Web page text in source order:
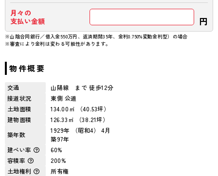
月々の
支払い金額
円
※山陰合同銀行／借入金550万円、返済期間35年、金利0.750%変動金利型）の場合
※審査により金利は変わる可能性があります。
物件概要
交通
山陽線 まで 徒歩12分
接道状況
東側 公道
土地面積
134.00㎡ （40.53坪）
建物面積
126.33㎡ （38.21坪）
築年数
1929年 （昭和4） 4月
築97年
建ぺい率
60%
容積率
200%
土地権利
所有権